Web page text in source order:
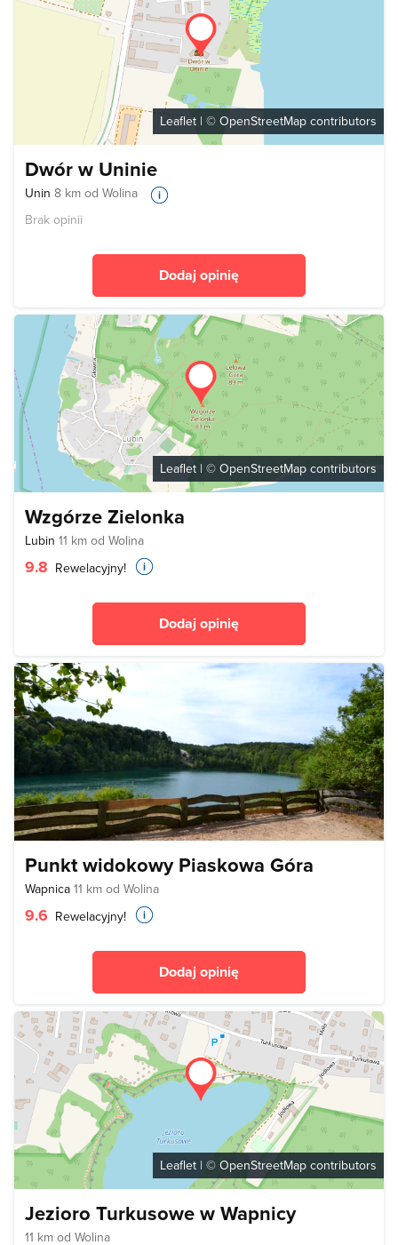
Leaflet | © OpenStreetMap contributors
Dwór w Uninie
Unin 8 km od Wolina
Brak opinii
Dodaj opinię
Leaflet | © OpenStreetMap contributors
Wzgórze Zielonka
Lubin 11 km od Wolina
9.8 Rewelacyjny!
Dodaj opinię
Punkt widokowy Piaskowa Góra
Wapnica 11 km od Wolina
9.6 Rewelacyjny!
Dodaj opinię
Leaflet | © OpenStreetMap contributors
Jezioro Turkusowe w Wapnicy
11 km od Wolina